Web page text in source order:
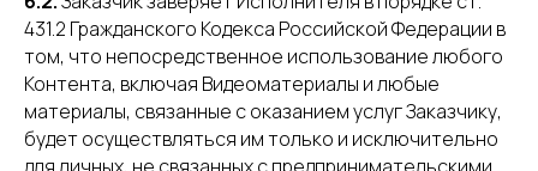
431.2 Гражданского Кодекса Российской Федерации в
том, что непосредственное использование любого
Контента, включая Видеоматериалы и любые
материалы, связанные с оказанием услуг Заказчику,
будет осуществляться им только и исключительно